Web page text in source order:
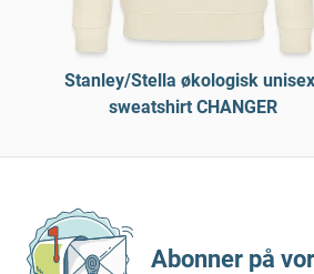
Stanley/Stella økologisk
sweatshirt CHANGER
Abonner på